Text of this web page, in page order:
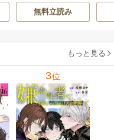
無料立読み
もっと見る
3位